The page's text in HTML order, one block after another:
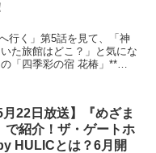
行く」第5話を見て、「神
た旅館はどこ？」と気にな
「四季彩の宿 花椿」**に
月22日放送】『めざま
で紹介！ザ・ゲートホ
HULICとは？6月開